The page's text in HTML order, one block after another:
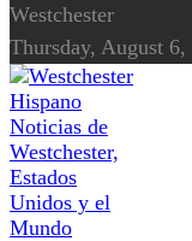
Westchester
Thursday, August 6,
Noticias de
Westchester,
Estados
Unidos y el
Mundo